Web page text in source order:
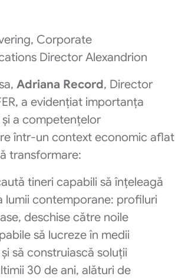
Corporate
Director Alexandrion
Adriana Record, Director
a evidențiat importanța
a competențelor
într-un context economic aflat
transformare:
tineri capabili să înțeleagă
lumii contemporane: profiluri
deschise către noile
să lucreze în medii
să construiască soluții
30 de ani, alături de